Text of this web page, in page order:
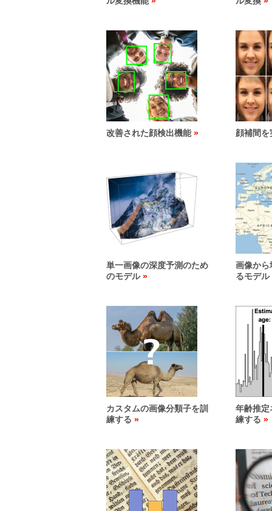
改善された顔検出機能 顔補間
単一画像の深度予測のため
のモデル
画像から
るモデル
カスタムの画像分類子を訓
練する
年齢推定
練する